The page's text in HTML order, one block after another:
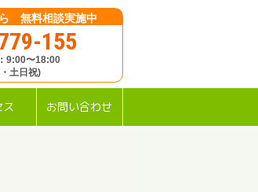
無料相談実施中
155
9:00〜18:00
土日祝)
ス お問い合わせ